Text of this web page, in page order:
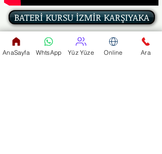
BATERİ KURSU İZMİR KARŞIYAKA
AnaSayfa WhtsApp Yüz Yüze Online Ara